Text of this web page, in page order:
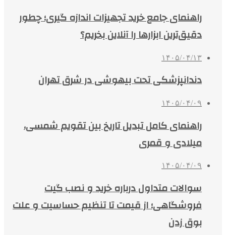
راهنمای جامع خرید تجهیزات اندازه گیری؛ چطور
دقیق‌ترین ابزارها را آنلاین بخریم؟
۱۴۰۵/۰۴/۱۳
دندانپزشکی تحت بیهوشی در شرق تهران
۱۴۰۵/۰۴/۰۹
راهنمای کامل تبدیل تاریخ بین تقویم شمسی،
میلادی و قمری
۱۴۰۵/۰۴/۰۹
سوالات متداول درباره خرید و نصب گیت
فروشگاهی؛ از قیمت تا تنظیم حساسیت و علت
بوق زدن